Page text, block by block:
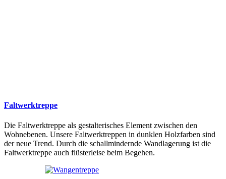
Faltwerktreppe
Die Faltwerktreppe als gestalterisches Element zwischen den
Wohnebenen. Unsere Faltwerktreppen in dunklen Holzfarben sind
der neue Trend. Durch die schallmindernde Wandlagerung ist die
Faltwerktreppe auch flüsterleise beim Begehen.